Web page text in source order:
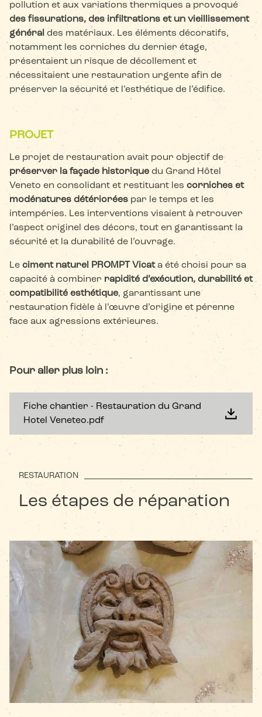
pollution et aux variations thermiques a provoqué
des fissurations, des infiltrations et un vieillissement
général des matériaux. Les éléments décoratifs,
notamment les corniches du dernier étage,
présentaient un risque de décollement et
nécessitaient une restauration urgente afin de
préserver la sécurité et l’esthétique de l’édifice.
PROJET
Le projet de restauration avait pour objectif de
préserver la façade historique du Grand Hôtel
Veneto en consolidant et restituant les corniches et
modénatures détériorées par le temps et les
intempéries. Les interventions visaient à retrouver
l’aspect originel des décors, tout en garantissant la
sécurité et la durabilité de l’ouvrage.
Le ciment naturel PROMPT Vicata été choisi pour sa
capacité à combiner rapidité d’exécution, durabilité et
compatibilité esthétique, garantissant une
restauration fidèle à l’œuvre d’origine et pérenne
face aux agressions extérieures.
Pour aller plus loin :
Fiche chantier - Restauration du Grand
Hotel Veneteo.pdf
RESTAURATION
Les étapes de réparation